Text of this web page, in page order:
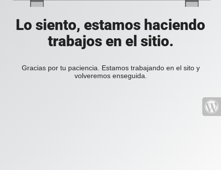
Lo siento, estamos haciendo
trabajos en el sitio.
Gracias por tu paciencia. Estamos trabajando en el sito y
volveremos enseguida.